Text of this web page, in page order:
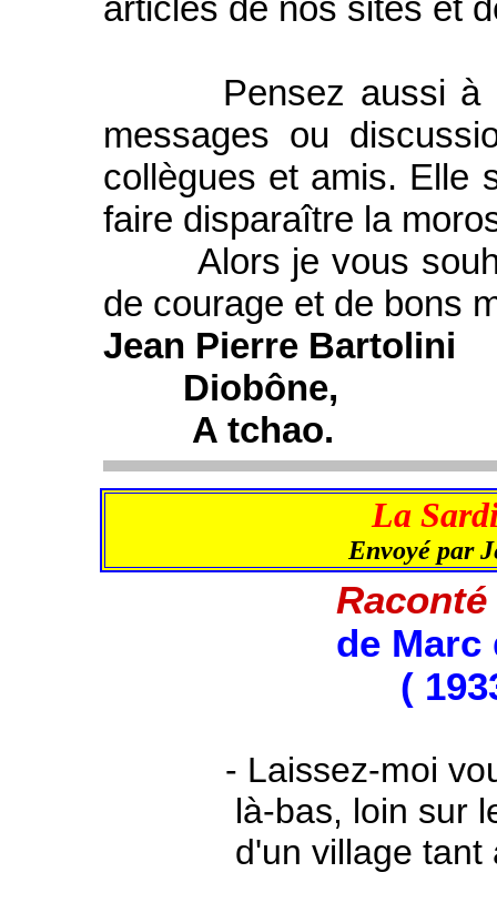
articles de nos sites et
Pensez aussi à
messages ou
collègues et amis. Elle
faire disparaître la
Alors je vous
de courage et de bons
Jean Pierre
Diobône,
A tchao.
La
Envoyé par
de Marc
(
- Laissez-moi vous
là-bas, loin sur
d'un village tant